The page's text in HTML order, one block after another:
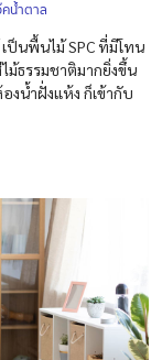
คน้ำตาล
ป็นพื้นไม้ SPC ที่มีโทน
ม้ธรรมชาติมากยิ่งขึ้น
งน้ำฝั่งแห้ง ก็เข้ากับ